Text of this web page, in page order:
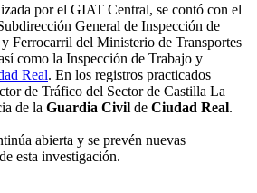
por el GIAT Central, se contó con el
General de Inspección de
Ferrocarril del Ministerio de Transportes
como la Inspección de Trabajo y
Real. En los registros practicados
de Tráfico del Sector de Castilla La
de la Guardia Civil de Ciudad Real.
abierta y se prevén nuevas
esta investigación.